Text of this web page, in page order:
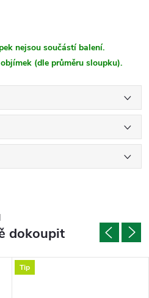
nejsou součástí balení.
(dle průměru sloupku).
dokoupit
Tip